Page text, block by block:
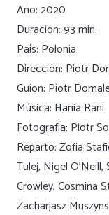
Año: 2020
Duración: 93 min.
País: Polonia
Dirección: Piotr
Guion: Piotr
Música: Hania Rani
Fotografía: Piotr
Reparto: Zofia
Tulej, Nigel
Crowley, Cosmina
Zacharjasz